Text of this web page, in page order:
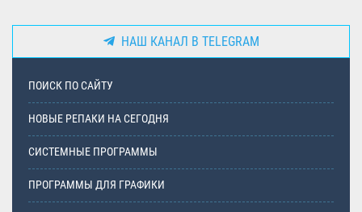
НАШ КАНАЛ В TELEGRAM
ПОИСК ПО САЙТУ
НОВЫЕ РЕПАКИ НА СЕГОДНЯ
СИСТЕМНЫЕ ПРОГРАММЫ
ПРОГРАММЫ ДЛЯ ГРАФИКИ